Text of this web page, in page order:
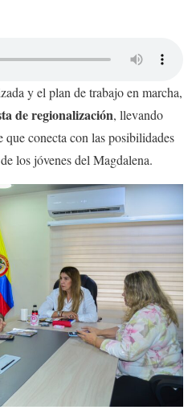
y el plan de trabajo en marcha,
de regionalización, llevando
que conecta con las posibilidades
los jóvenes del Magdalena.